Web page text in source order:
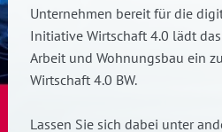
Unternehmen bereit für die
Initiative Wirtschaft 4.0 lädt
Arbeit und Wohnungsbau ein
Wirtschaft 4.0 BW.
Lassen Sie sich dabei unter